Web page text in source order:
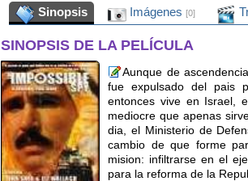
Sinopsis
Imágenes [0]
SINOPSIS DE LA PELÍCULA
Aunque de
fue expulsado del pais
entonces vive en Israel,
mediocre que apenas
dia, el Ministerio de
cambio de que forme
mision: infiltrarse en el
para la reforma de la